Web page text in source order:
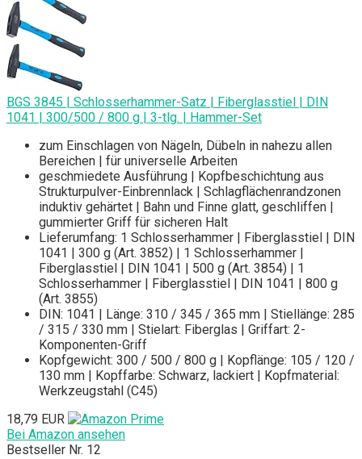
BGS 3845 | Schlosserhammer-Satz | Fiberglasstiel | DIN
1041 | 300/500 / 800 g | 3-tlg. | Hammer-Set
zum Einschlagen von Nägeln, Dübeln in nahezu allen
Bereichen | für universelle Arbeiten
geschmiedete Ausführung | Kopfbeschichtung aus
Strukturpulver-Einbrennlack | Schlagflächenrandzonen
induktiv gehärtet | Bahn und Finne glatt, geschliffen |
gummierter Griff für sicheren Halt
Lieferumfang: 1 Schlosserhammer | Fiberglasstiel | DIN
1041 | 300 g (Art. 3852) | 1 Schlosserhammer |
Fiberglasstiel | DIN 1041 | 500 g (Art. 3854) | 1
Schlosserhammer | Fiberglasstiel | DIN 1041 | 800 g
(Art. 3855)
DIN: 1041 | Länge: 310 / 345 / 365 mm | Stiellänge: 285
/ 315 / 330 mm | Stielart: Fiberglas | Griffart: 2-
Komponenten-Griff
Kopfgewicht: 300 / 500 / 800 g | Kopflänge: 105 / 120 /
130 mm | Kopffarbe: Schwarz, lackiert | Kopfmaterial:
Werkzeugstahl (C45)
18,79 EUR
Bei Amazon ansehen
Bestseller Nr. 12